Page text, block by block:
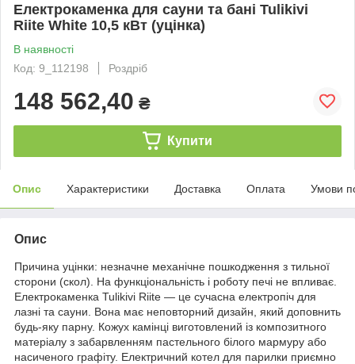
Електрокаменка для сауни та бані Tulikivi
Riite White 10,5 кВт (уцінка)
В наявності
Код: 9_112198
Роздріб
148 562,40 ₴
Купити
Опис Характеристики Доставка Оплата Умови
Опис
Причина уцінки: незначне механічне пошкодження з тильної
сторони (скол). На функціональність і роботу печі не впливає.
Електрокаменка Tulikivi Riite — це сучасна електропіч для
лазні та сауни. Вона має неповторний дизайн, який доповнить
будь-яку парну. Кожух камінці виготовлений із композитного
матеріалу з забарвленням пастельного білого мармуру або
насиченого графіту. Електричний котел для парилки приємно